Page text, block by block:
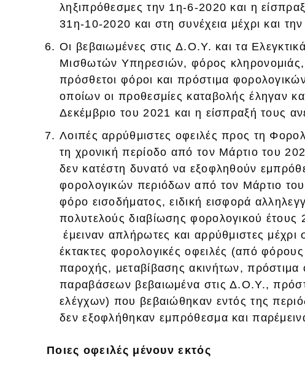
ληξιπρόθεσμες την 1η-6-2020 και η
31η-10-2020 και στη συνέχεια μέχρι και
Οι βεβαιωμένες στις Δ.Ο.Υ. και τα
Μισθωτών Υπηρεσιών, φόρος
πρόσθετοι φόροι και πρόστιμα
οποίων οι προθεσμίες καταβολής έληγαν
Δεκέμβριο του 2021 και η είσπραξή τους
Λοιπές αρρύθμιστες οφειλές προς τη
τη χρονική περίοδο από τον Μάρτιο του
δεν κατέστη δυνατό να εξοφληθούν
φορολογικών περιόδων από τον Μάρτιο
φόρο εισοδήματος, ειδική εισφορά
πολυτελούς διαβίωσης φορολογικού
έμειναν απλήρωτες και αρρύθμιστες
έκτακτες φορολογικές οφειλές (από
παροχής, μεταβίβασης ακινήτων,
παραβάσεων βεβαιωμένα στις Δ.Ο.Υ.,
ελέγχων) που βεβαιώθηκαν εντός της
δεν εξοφλήθηκαν εμπρόθεσμα και
Ποιες οφειλές μένουν εκτός